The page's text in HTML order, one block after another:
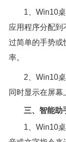
1、Win10
应用程序分配到
过简单的手势或
率。
2、Win10
同时显示在屏幕
三、智能助
1、Win10